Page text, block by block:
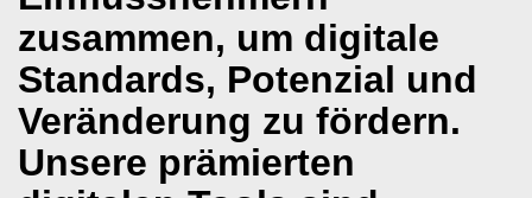
zusammen, um digitale
Standards, Potenzial und
Veränderung zu fördern.
Unsere prämierten